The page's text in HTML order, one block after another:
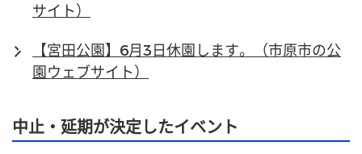
サイト）
【宮田公園】6月3日休園します。（市原市の公
園ウェブサイト）
中止・延期が決定したイベント